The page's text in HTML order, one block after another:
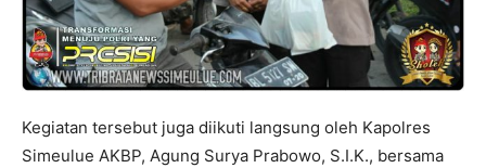
Kegiatan tersebut juga diikuti langsung oleh Kapolres
Simeulue AKBP, Agung Surya Prabowo, S.I.K., bersama